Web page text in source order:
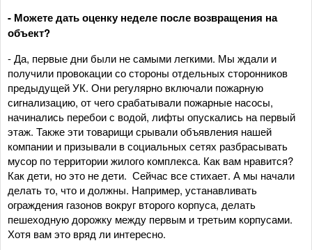
- Можете дать оценку неделе после возвращения на
объект?
- Да, первые дни были не самыми легкими. Мы ждали и
получили провокации со стороны отдельных сторонников
предыдущей УК. Они регулярно включали пожарную
сигнализацию, от чего срабатывали пожарные насосы,
начинались перебои с водой, лифты опускались на первый
этаж. Также эти товарищи срывали объявления нашей
компании и призывали в социальных сетях разбрасывать
мусор по территории жилого комплекса. Как вам нравится?
Как дети, но это не дети. Сейчас все стихает. А мы начали
делать то, что и должны. Например, устанавливать
ограждения газонов вокруг второго корпуса, делать
пешеходную дорожку между первым и третьим корпусами.
Хотя вам это вряд ли интересно.